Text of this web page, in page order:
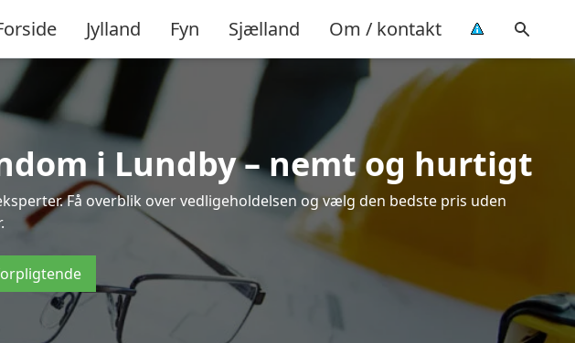
Jylland Fyn Sjælland Om / kontakt
i Lundby – nemt og hurtigt
Få overblik over vedligeholdelsen og vælg den bedste pris uden